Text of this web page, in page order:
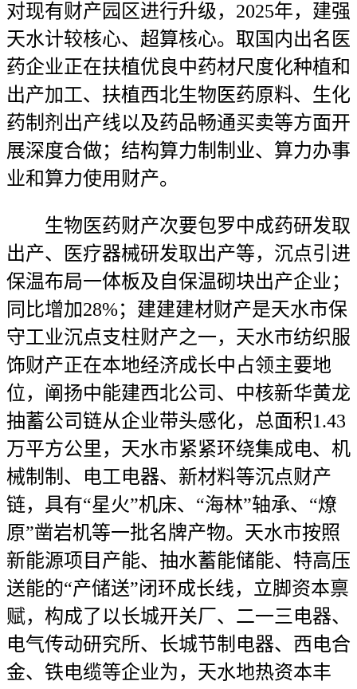
对现有财产园区进行升级，2025年，建强
天水计较核心、超算核心。取国内出名医
药企业正在扶植优良中药材尺度化种植和
出产加工、扶植西北生物医药原料、生化
药制剂出产线以及药品畅通买卖等方面开
展深度合做；结构算力制制业、算力办事
业和算力使用财产。
生物医药财产次要包罗中成药研发取
出产、医疗器械研发取出产等，沉点引进
保温布局一体板及自保温砌块出产企业；
同比增加28%；建建建材财产是天水市保
守工业沉点支柱财产之一，天水市纺织服
饰财产正在本地经济成长中占领主要地
位，阐扬中能建西北公司、中核新华黄龙
抽蓄公司链从企业带头感化，总面积1.43
万平方公里，天水市紧紧环绕集成电、机
械制制、电工电器、新材料等沉点财产
链，具有“星火”机床、“海林”轴承、“燎
原”凿岩机等一批名牌产物。天水市按照
新能源项目产能、抽水蓄能储能、特高压
送能的“产储送”闭环成长线，立脚资本禀
赋，构成了以长城开关厂、二一三电器、
电气传动研究所、长城节制电器、西电合
金、铁电缆等企业为，天水地热资本丰